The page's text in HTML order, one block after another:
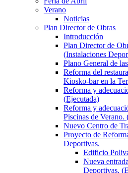
Verano
Noticias
Plan Director de Obras
Introducción
Plan Director de
(Instalaciones
Plano General de
Reforma del
Kiosko-bar en la
Reforma y
(Ejecutada)
Reforma y
Piscinas de Verano.
Nuevo Centro de
Proyecto de
Deportivas.
Edificio
Nueva
Deportivas.